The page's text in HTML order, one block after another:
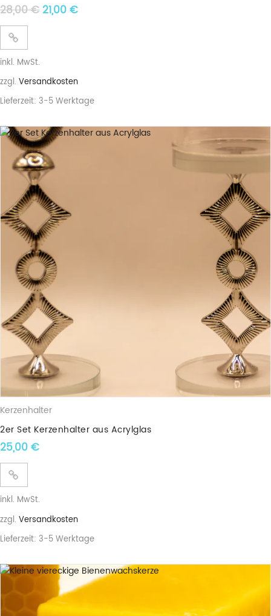
28,00€ Ursprünglicher Preis war: 28,00 €
21,00€Aktueller Preis ist: 21,00 €.
inkl. MwSt.
zzgl. Versandkosten
Lieferzeit: 3-5 Werktage
Kerzenhalter
2er Set Kerzenhalter aus Acrylglas
25,00€
inkl. MwSt.
zzgl. Versandkosten
Lieferzeit: 3-5 Werktage